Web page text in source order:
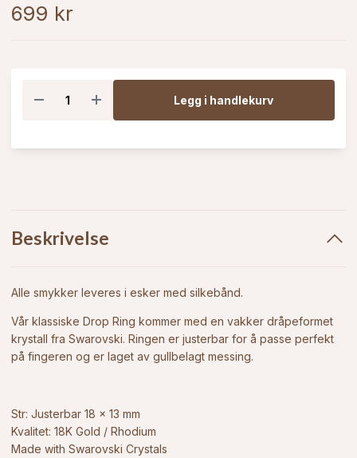
699 kr
Legg i handlekurv
Beskrivelse
Alle smykker leveres i esker med silkebånd.
Vår klassiske Drop Ring kommer med en vakker dråpeformet
krystall fra Swarovski. Ringen er justerbar for å passe perfekt
på fingeren og er laget av gullbelagt messing.
Str: Justerbar 18 x 13 mm
Kvalitet: 18K Gold / Rhodium
Made with Swarovski Crystals